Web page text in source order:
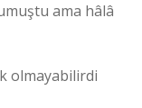
ama hâlâ
olmayabilirdi